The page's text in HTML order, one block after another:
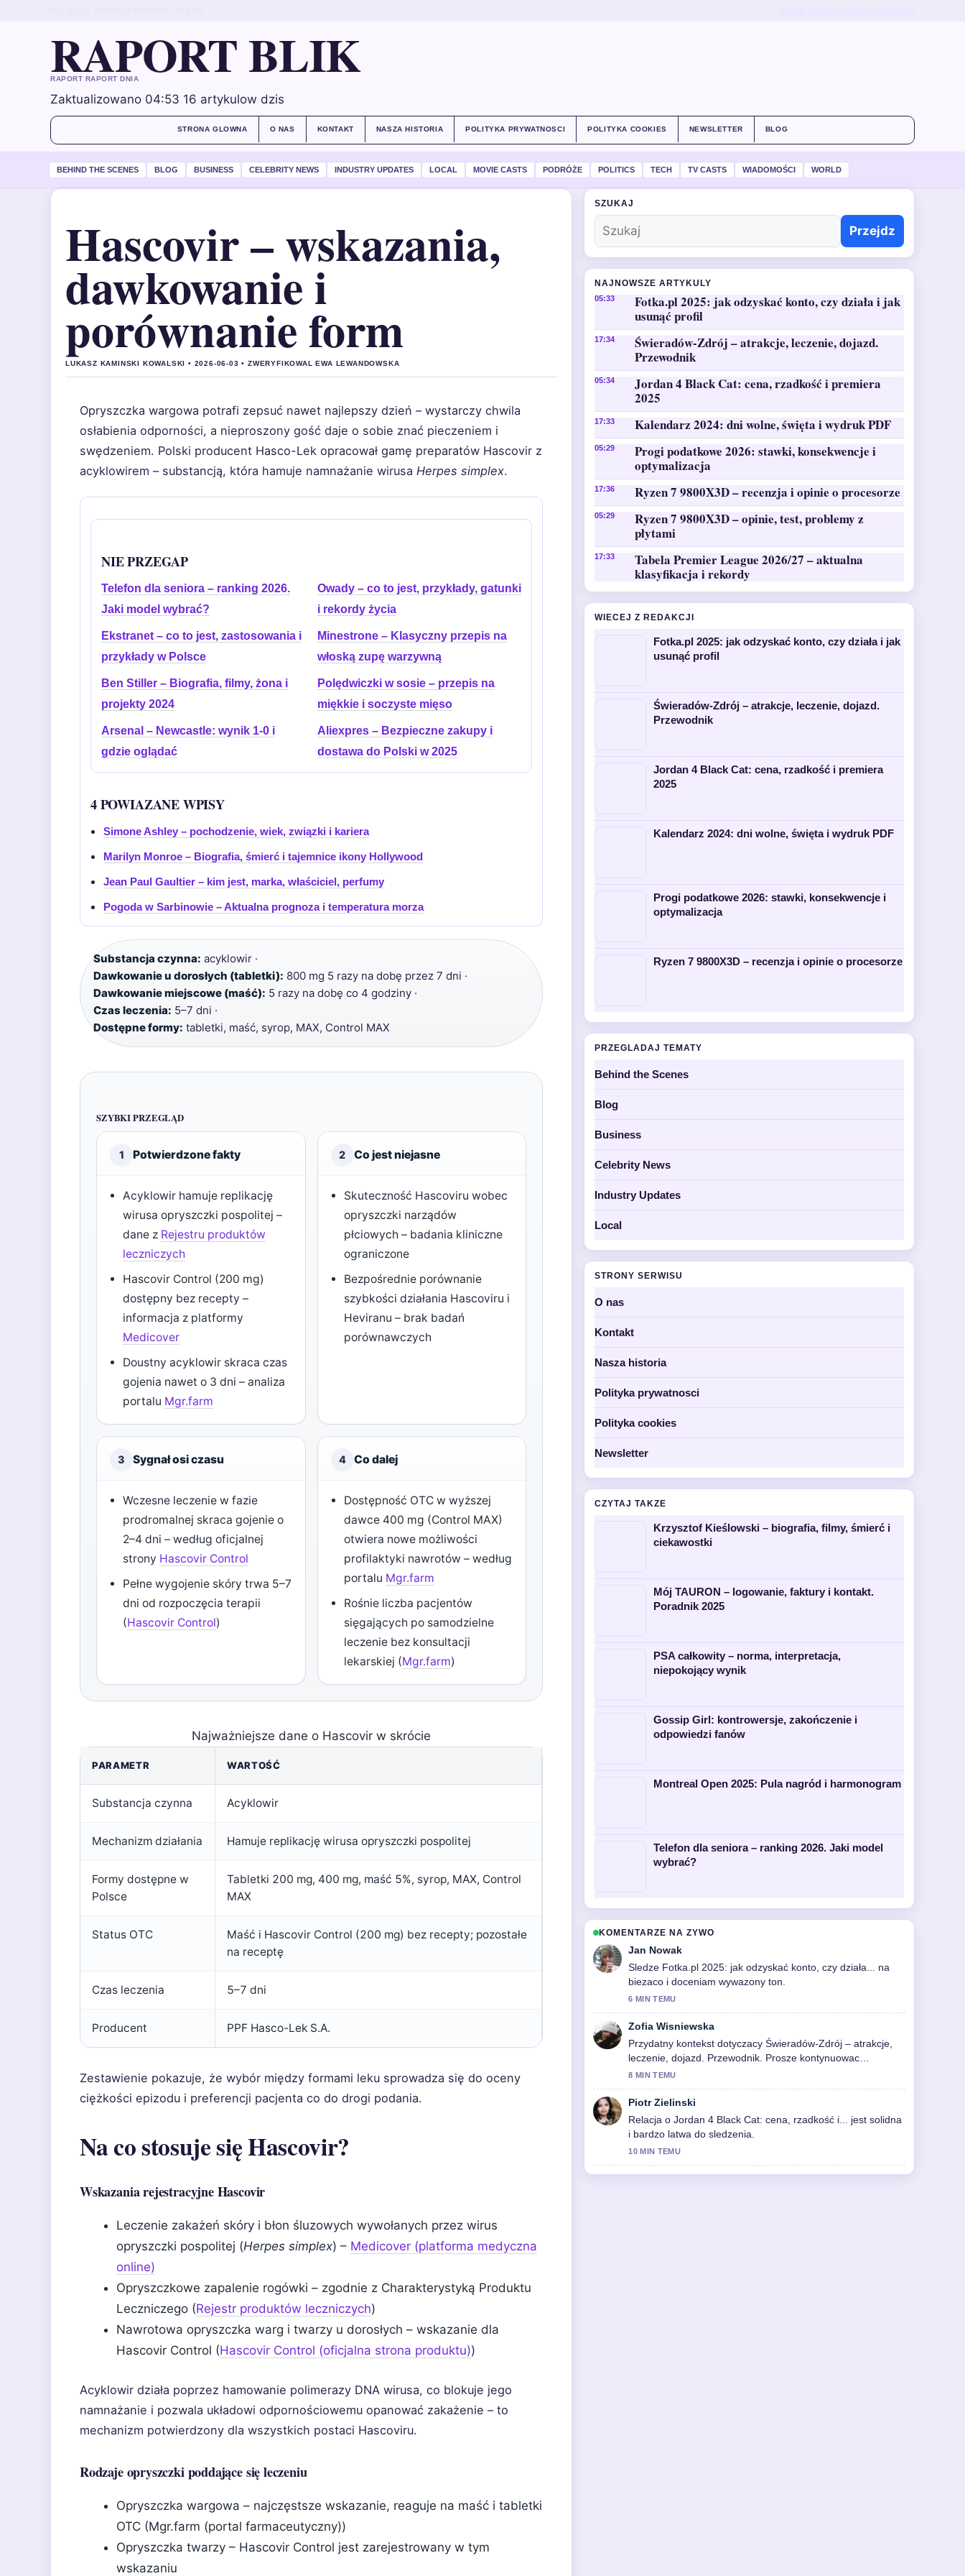
RAPORT BLIK
RAPORT RAPORT DNIA
Zaktualizowano 04:53 16 artykulow dzis
STRONA GLOWNA O NAS KONTAKT NASZA HISTORIA POLITYKA PRYWATNOSCI POLITYKA COOKIES NEWSLETTER BLOG
BEHIND THE SCENES BLOG BUSINESS CELEBRITY NEWS INDUSTRY UPDATES LOCAL MOVIE CASTS PODRÓŻE POLITICS TECH TV CASTS WIADOMOŚCI WORLD
Hascovir – wskazania,
dawkowanie i
porównanie form
LUKASZ KAMINSKI KOWALSKI • 2026-06-03 • ZWERYFIKOWAL EWA LEWANDOWSKA
Opryszczka wargowa potrafi zepsuć nawet najlepszy dzień – wystarczy chwila
osłabienia odporności, a nieproszony gość daje o sobie znać pieczeniem i
swędzeniem. Polski producent Hasco-Lek opracował gamę preparatów Hascovir z
acyklowirem – substancją, która hamuje namnażanie wirusa Herpes simplex.
NIE PRZEGAP
Telefon dla seniora – ranking 2026.
Jaki model wybrać?
Owady – co to jest, przykłady, gatunki
i rekordy życia
Ekstranet – co to jest, zastosowania i
przykłady w Polsce
Minestrone – Klasyczny przepis na
włoską zupę warzywną
Ben Stiller – Biografia, filmy, żona i
projekty 2024
Polędwiczki w sosie – przepis na
miękkie i soczyste mięso
Arsenal – Newcastle: wynik 1-0 i
gdzie oglądać
Aliexpres – Bezpieczne zakupy i
dostawa do Polski w 2025
4 POWIAZANE WPISY
Simone Ashley – pochodzenie, wiek, związki i kariera
Marilyn Monroe – Biografia, śmierć i tajemnice ikony Hollywood
Jean Paul Gaultier – kim jest, marka, właściciel, perfumy
Pogoda w Sarbinowie – Aktualna prognoza i temperatura morza
Substancja czynna: acyklowir ·
Dawkowanie u dorosłych (tabletki): 800 mg 5 razy na dobę przez 7 dni ·
Dawkowanie miejscowe (maść): 5 razy na dobę co 4 godziny ·
Czas leczenia: 5–7 dni ·
Dostępne formy: tabletki, maść, syrop, MAX, Control MAX
SZYBKI PRZEGLĄD
1 Potwierdzone fakty
Acyklowir hamuje replikację
wirusa opryszczki pospolitej –
dane z Rejestru produktów
leczniczych
Hascovir Control (200 mg)
dostępny bez recepty –
informacja z platformy
Medicover
Doustny acyklowir skraca czas
gojenia nawet o 3 dni – analiza
portalu Mgr.farm
2 Co jest niejasne
Skuteczność Hascoviru wobec
opryszczki narządów
płciowych – badania kliniczne
ograniczone
Bezpośrednie porównanie
szybkości działania Hascoviru i
Heviranu – brak badań
porównawczych
3 Sygnał osi czasu
Wczesne leczenie w fazie
prodromalnej skraca gojenie o
2–4 dni – według oficjalnej
strony Hascovir Control
Pełne wygojenie skóry trwa 5–7
dni od rozpoczęcia terapii
(Hascovir Control)
4 Co dalej
Dostępność OTC w wyższej
dawce 400 mg (Control MAX)
otwiera nowe możliwości
profilaktyki nawrotów – według
portalu Mgr.farm
Rośnie liczba pacjentów
sięgających po samodzielne
leczenie bez konsultacji
lekarskiej (Mgr.farm)
Najważniejsze dane o Hascovir w skrócie
PARAMETR WARTOŚĆ
Substancja czynna Acyklowir
Mechanizm działania Hamuje replikację wirusa opryszczki pospolitej
Formy dostępne w
Polsce
Tabletki 200 mg, 400 mg, maść 5%, syrop, MAX, Control
MAX
Status OTC
Maść i Hascovir Control (200 mg) bez recepty; pozostałe
na receptę
Czas leczenia 5–7 dni
Producent PPF Hasco-Lek S.A.
Zestawienie pokazuje, że wybór między formami leku sprowadza się do oceny
ciężkości epizodu i preferencji pacjenta co do drogi podania.
Na co stosuje się Hascovir?
Wskazania rejestracyjne Hascovir
Leczenie zakażeń skóry i błon śluzowych wywołanych przez wirus
opryszczki pospolitej (Herpes simplex) – Medicover (platforma medyczna
online)
Opryszczkowe zapalenie rogówki – zgodnie z Charakterystyką Produktu
Leczniczego (Rejestr produktów leczniczych)
Nawrotowa opryszczka warg i twarzy u dorosłych – wskazanie dla
Hascovir Control (Hascovir Control (oficjalna strona produktu))
Acyklowir działa poprzez hamowanie polimerazy DNA wirusa, co blokuje jego
namnażanie i pozwala układowi odpornościowemu opanować zakażenie – to
mechanizm potwierdzony dla wszystkich postaci Hascoviru.
Rodzaje opryszczki poddające się leczeniu
Opryszczka wargowa – najczęstsze wskazanie, reaguje na maść i tabletki
OTC (Mgr.farm (portal farmaceutyczny))
Opryszczka twarzy – Hascovir Control jest zarejestrowany w tym
wskazaniu
SZUKAJ
Przejdz
NAJNOWSZE ARTYKULY
05:33
Fotka.pl 2025: jak odzyskać konto, czy działa i jak
usunąć profil
17:34
Świeradów-Zdrój – atrakcje, leczenie, dojazd.
Przewodnik
05:34
Jordan 4 Black Cat: cena, rzadkość i premiera
2025
17:33 Kalendarz 2024: dni wolne, święta i wydruk PDF
05:29
Progi podatkowe 2026: stawki, konsekwencje i
optymalizacja
17:36 Ryzen 7 9800X3D – recenzja i opinie o procesorze
05:29
Ryzen 7 9800X3D – opinie, test, problemy z
płytami
17:33
Tabela Premier League 2026/27 – aktualna
klasyfikacja i rekordy
WIECEJ Z REDAKCJI
Fotka.pl 2025: jak odzyskać konto, czy działa i jak
usunąć profil
Świeradów-Zdrój – atrakcje, leczenie, dojazd.
Przewodnik
Jordan 4 Black Cat: cena, rzadkość i premiera
2025
Kalendarz 2024: dni wolne, święta i wydruk PDF
Progi podatkowe 2026: stawki, konsekwencje i
optymalizacja
Ryzen 7 9800X3D – recenzja i opinie o procesorze
PRZEGLADAJ TEMATY
Behind the Scenes
Blog
Business
Celebrity News
Industry Updates
Local
STRONY SERWISU
O nas
Kontakt
Nasza historia
Polityka prywatnosci
Polityka cookies
Newsletter
CZYTAJ TAKZE
Krzysztof Kieślowski – biografia, filmy, śmierć i
ciekawostki
Mój TAURON – logowanie, faktury i kontakt.
Poradnik 2025
PSA całkowity – norma, interpretacja,
niepokojący wynik
Gossip Girl: kontrowersje, zakończenie i
odpowiedzi fanów
Montreal Open 2025: Pula nagród i harmonogram
Telefon dla seniora – ranking 2026. Jaki model
wybrać?
KOMENTARZE NA ZYWO
Jan Nowak
Sledze Fotka.pl 2025: jak odzyskać konto, czy działa... na
biezaco i doceniam wywazony ton.
6 MIN TEMU
Zofia Wisniewska
Przydatny kontekst dotyczacy Świeradów-Zdrój – atrakcje,
leczenie, dojazd. Przewodnik. Prosze kontynuowac
aktualizacje na zywo.
8 MIN TEMU
Piotr Zielinski
Relacja o Jordan 4 Black Cat: cena, rzadkość i... jest solidna
i bardzo latwa do sledzenia.
10 MIN TEMU